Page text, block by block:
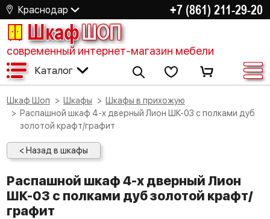
Краснодар +7 (861) 211-29-20
ШкафШОП
современный интернет-магазин мебели
Каталог
Шкаф Шоп Шкафы
Шкафы в прихожую
Распашной шкаф 4-х дверный Лион ШК-03 с полками дуб
золотой крафт/графит
< Назад в шкафы
Распашной шкаф 4-х дверный Лион
ШК-03 с полками дуб золотой крафт/
графит